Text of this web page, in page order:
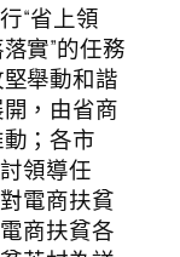
“省上領
實”的任務
舉動和諧
，由省商
；各市
領導任
電商扶貧
商扶貧各